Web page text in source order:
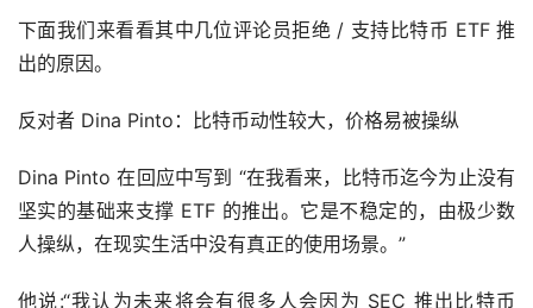
下面我们来看看其中几位评论员拒绝 / 支持比特币 ETF 推
出的原因。
反对者 Dina Pinto：比特币动性较大，价格易被操纵
Dina Pinto 在回应中写到 “在我看来，比特币迄今为止没有
坚实的基础来支撑 ETF 的推出。它是不稳定的，由极少数
人操纵，在现实生活中没有真正的使用场景。”
他说:“我认为未来将会有很多人会因为 SEC 推出比特币